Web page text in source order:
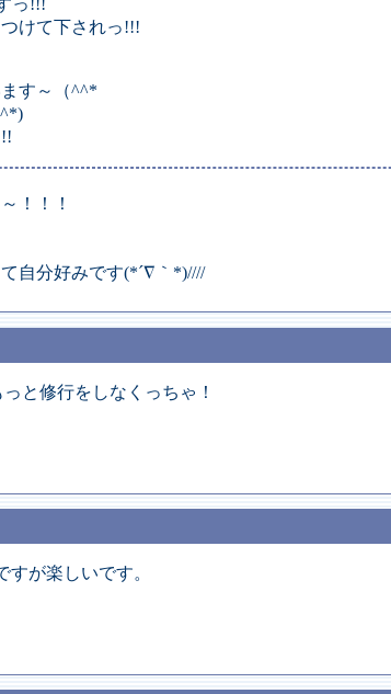
っ!!!
けて下されっ!!!
す～（^^*
！！！
自分好みです(*´∇｀*)////
と修行をしなくっちゃ！
が楽しいです。